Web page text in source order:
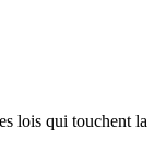
lois qui touchent la